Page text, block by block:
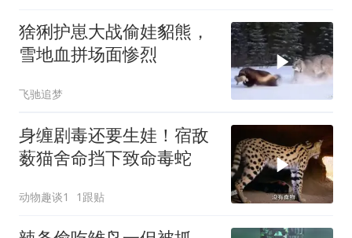
猞猁护崽大战偷娃貂熊，
雪地血拼场面惨烈
飞驰追梦
身缠剧毒还要生娃！宿敌
薮猫舍命挡下致命毒蛇
动物趣谈1 1跟贴